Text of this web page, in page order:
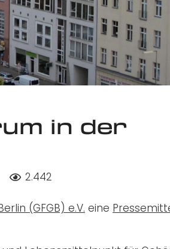
in der
2.442
(GFGB) e.V. eine